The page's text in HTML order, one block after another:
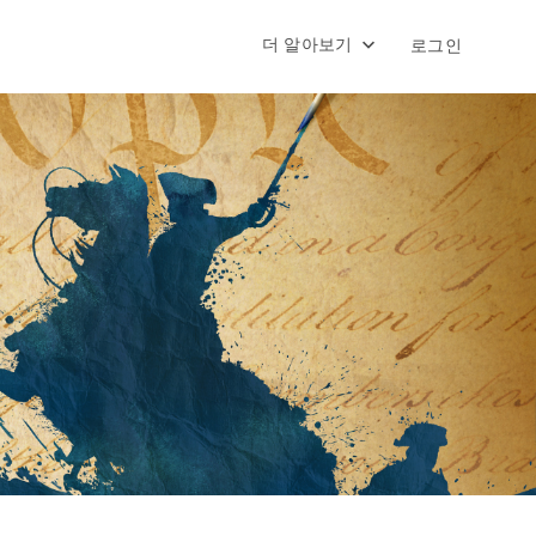
더 알아보기 로그인